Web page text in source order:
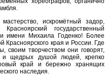
искромётный задор,
государственный
имени Михаила Годенко! Более
Красноярского края и России. Где
своим творчеством они говорят,
щедрых душой людей, крепко
край и бережно хранящих
наследия.